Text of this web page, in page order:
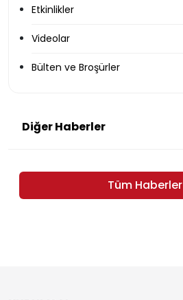
Etkinlikler
Videolar
Bülten ve Broşürler
Diğer Haberler
Tüm Haberler